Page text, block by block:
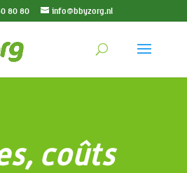
80 80 info@bbyzorg.nl
coûts